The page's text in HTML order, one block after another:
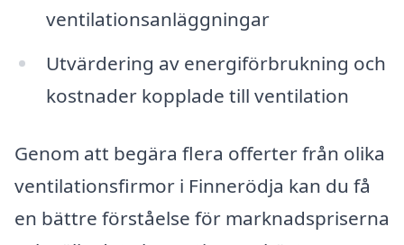
ventilationsanläggningar
Utvärdering av energiförbrukning och
kostnader kopplade till ventilation
Genom att begära flera offerter från olika
ventilationsfirmor i Finnerödja kan du få
en bättre förståelse för marknadspriserna